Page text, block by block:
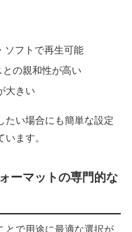
ソフトで再生可能
との親和性が高い
大きい
たい場合にも簡単な設定
ます。
ーマットの専門的な
とで用途に最適な選択が